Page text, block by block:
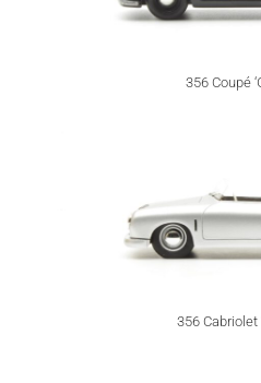
356 Coupé
356 Cabriolet